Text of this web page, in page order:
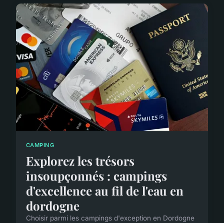
CAMPING
Explorez les trésors
insoupçonnés : campings
d'excellence au fil de l'eau en
dordogne
Choisir parmi les campings d'exception en Dordogne